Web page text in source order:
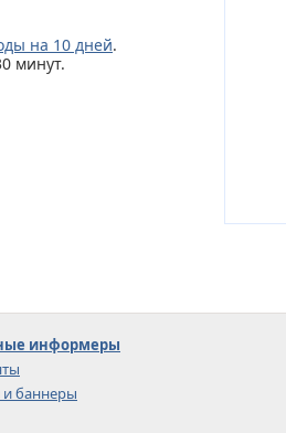
на 10 дней.
минут.
информеры
баннеры